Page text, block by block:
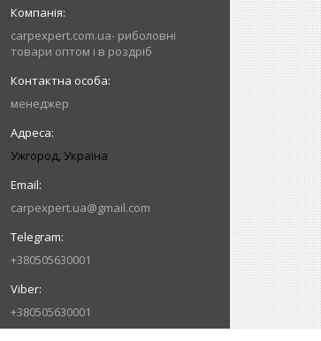
carpexpert.com.ua- риболовні
товари оптом і в роздріб
менеджер
Ужгород, Україна
carpexpert.ua@gmail.com
+380505630001
+380505630001